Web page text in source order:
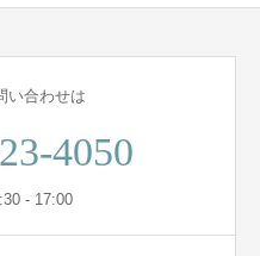
い合わせは
4050
- 17:00